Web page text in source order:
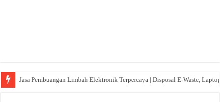
Jasa Pembuangan Limbah Elektronik Terpercaya | Disposal E-Waste,